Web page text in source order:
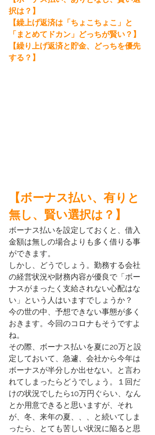
択は？】
【繰上げ返済は「ちょこちょこ」と
「まとめてドカン」どっちが賢い？】
【繰り上げ返済と貯金、どっちを優先
する？】
【ボーナス払い、有りと
無し、賢い選択は？】
ボーナス払いを設定しておくと、借入
金額は無しの場合よりも多く借りる事
ができます。
しかし、どうでしょう。勤務する会社
の経営状況や財務内容が優良で「ボー
ナスがまったく支給されない心配はな
い」という人はいますでしょうか？
今の世の中、予想できない事態が多く
おきます。今回のコロナもそうですよ
ね。
その際、ボーナス払いを夏に20万と設
定しておいて、急遽、会社から今年は
ボーナスが半分しか出せない。と言わ
れてしまったらどうでしょう。１回だ
けの状況でしたら10万円ぐらい、なん
とか用意できると思いますが、それ
が、冬、来年の夏、、、と続いてしま
ったら、とても苦しい状況に陥ると思